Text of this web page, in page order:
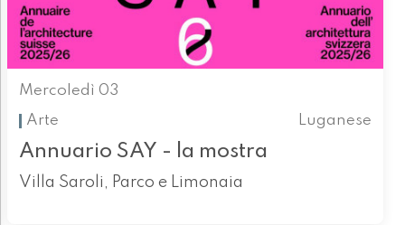
Mercoledì 03
Arte
Luganese
Annuario SAY - la mostra
Villa Saroli, Parco e Limonaia